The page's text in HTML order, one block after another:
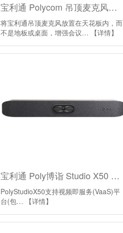
宝利通 Polycom 吊顶麦克风阵列
将宝利通吊顶麦克风放置在天花板内，而
不是地板或桌面，增强会议…
【详情】
宝利通 Poly博诣 Studio X50 视频会议终端
PolyStudioX50支持视频即服务(VaaS)平
台(包…
【详情】